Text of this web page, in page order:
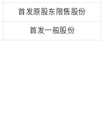
首发原股东限售股份
首发一般股份